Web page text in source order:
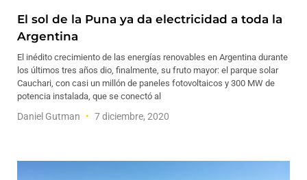
El sol de la Puna ya da electricidad a toda la
Argentina
El inédito crecimiento de las energías renovables en Argentina durante
los últimos tres años dio, finalmente, su fruto mayor: el parque solar
Cauchari, con casi un millón de paneles fotovoltaicos y 300 MW de
potencia instalada, que se conectó al
Daniel Gutman 7 diciembre, 2020